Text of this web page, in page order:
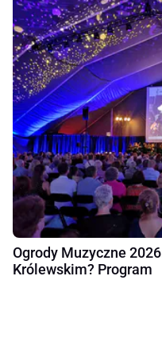
Ogrody Muzyczne
Królewskim? Program